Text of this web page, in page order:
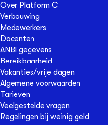
Over Platform C
Verbouwing
Medewerkers
Docenten
ANBI gegevens
Bereikbaarheid
Vakanties/vrije dagen
Algemene voorwaarden
Tarieven
Veelgestelde vragen
Regelingen bij weinig geld